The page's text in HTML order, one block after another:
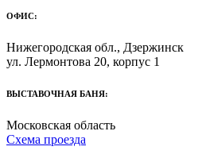
ОФИС:
Нижегородская обл., Дзержинск
ул. Лермонтова 20, корпус 1
ВЫСТАВОЧНАЯ БАНЯ:
Московская область
Схема проезда